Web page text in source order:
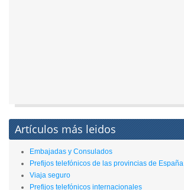
Artículos más leidos
Embajadas y Consulados
Prefijos telefónicos de las provincias de España
Viaja seguro
Prefijos telefónicos internacionales